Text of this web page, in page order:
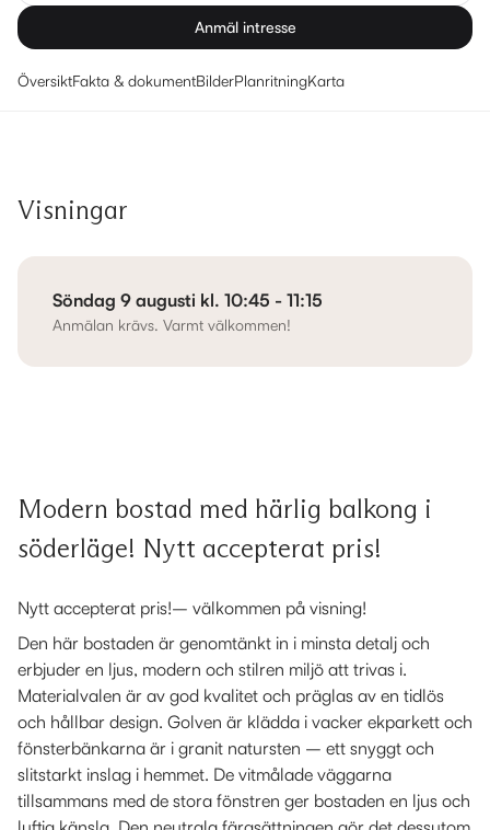
Anmäl intresse
ÖversiktFakta & dokumentBilderPlanritningKarta
Visningar
Söndag 9 augusti kl. 10:45 - 11:15
Anmälan krävs. Varmt välkommen!
Modern bostad med härlig balkong i
söderläge! Nytt accepterat pris!
Nytt accepterat pris!– välkommen på visning!
Den här bostaden är genomtänkt in i minsta detalj och
erbjuder en ljus, modern och stilren miljö att trivas i.
Materialvalen är av god kvalitet och präglas av en tidlös
och hållbar design. Golven är klädda i vacker ekparkett och
fönsterbänkarna är i granit natursten – ett snyggt och
slitstarkt inslag i hemmet. De vitmålade väggarna
tillsammans med de stora fönstren ger bostaden en ljus och